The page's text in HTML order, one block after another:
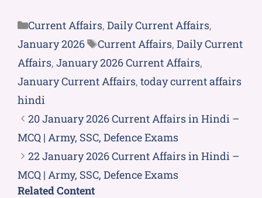
Current Affairs, Daily Current Affairs,
January 2026
Current Affairs, Daily Current
Affairs, January 2026 Current Affairs,
January Current Affairs, today current affairs
hindi
20 January 2026 Current Affairs in Hindi –
MCQ | Army, SSC, Defence Exams
22 January 2026 Current Affairs in Hindi –
MCQ | Army, SSC, Defence Exams
Related Content